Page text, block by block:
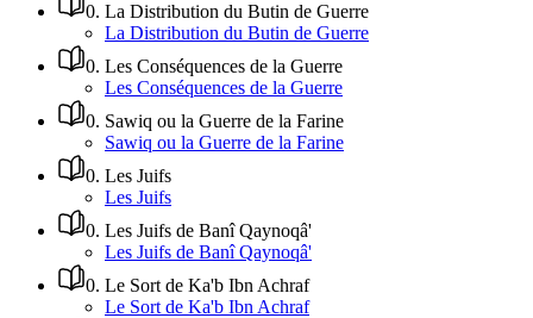
0. La Distribution du Butin de Guerre
La Distribution du Butin de Guerre
0. Les Conséquences de la Guerre
Les Conséquences de la Guerre
0. Sawiq ou la Guerre de la Farine
Sawiq ou la Guerre de la Farine
0. Les Juifs
Les Juifs
0. Les Juifs de Banî Qaynoqâ'
Les Juifs de Banî Qaynoqâ'
0. Le Sort de Ka'b Ibn Achraf
Le Sort de Ka'b Ibn Achraf